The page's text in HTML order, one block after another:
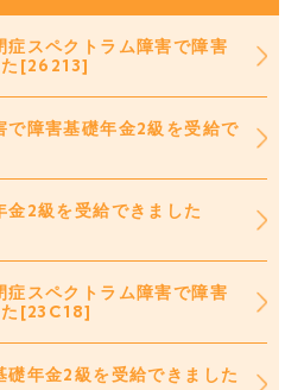
症スペクトラム障害で障害
た[26213]
で障害基礎年金2級を受給で
金2級を受給できました
症スペクトラム障害で障害
[23C18]
年金2級を受給できました